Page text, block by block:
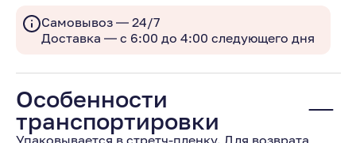
Самовывоз — 24/7
Доставка — с 6:00 до 4:00 следующего дня
Особенности
транспортировки
Упаковывается в стретч-пленку. Для возврата